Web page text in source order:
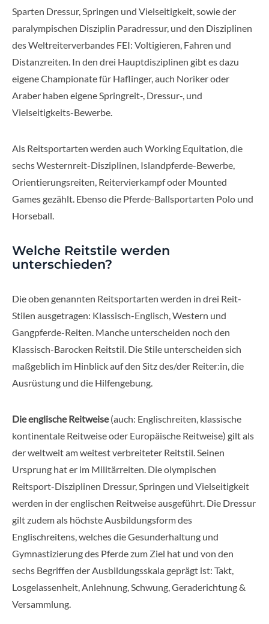
Sparten Dressur, Springen und Vielseitigkeit, sowie der
paralympischen Disziplin Paradressur, und den Disziplinen
des Weltreiterverbandes FEI: Voltigieren, Fahren und
Distanzreiten. In den drei Hauptdisziplinen gibt es dazu
eigene Championate für Haflinger, auch Noriker oder
Araber haben eigene Springreit-, Dressur-, und
Vielseitigkeits-Bewerbe.
Als Reitsportarten werden auch Working Equitation, die
sechs Westernreit-Disziplinen, Islandpferde-Bewerbe,
Orientierungsreiten, Reitervierkampf oder Mounted
Games gezählt. Ebenso die Pferde-Ballsportarten Polo und
Horseball.
Welche Reitstile werden
unterschieden?
Die oben genannten Reitsportarten werden in drei Reit-
Stilen ausgetragen: Klassisch-Englisch, Western und
Gangpferde-Reiten. Manche unterscheiden noch den
Klassisch-Barocken Reitstil. Die Stile unterscheiden sich
maßgeblich im Hinblick auf den Sitz des/der Reiter:in, die
Ausrüstung und die Hilfengebung.
Die englische Reitweise(auch: Englischreiten, klassische
kontinentale Reitweise oder Europäische Reitweise) gilt als
der weltweit am weitest verbreiteter Reitstil. Seinen
Ursprung hat er im Militärreiten. Die olympischen
Reitsport-Disziplinen Dressur, Springen und Vielseitigkeit
werden in der englischen Reitweise ausgeführt. Die Dressur
gilt zudem als höchste Ausbildungsform des
Englischreitens, welches die Gesunderhaltung und
Gymnastizierung des Pferde zum Ziel hat und von den
sechs Begriffen der Ausbildungsskala geprägt ist: Takt,
Losgelassenheit, Anlehnung, Schwung, Geraderichtung &
Versammlung.